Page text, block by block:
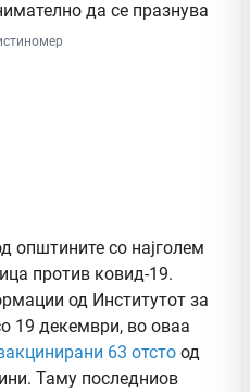
општините со најголем
против ковид-19.
од Институтот за
19 декември, во оваа
63 отсто од
Таму последниов